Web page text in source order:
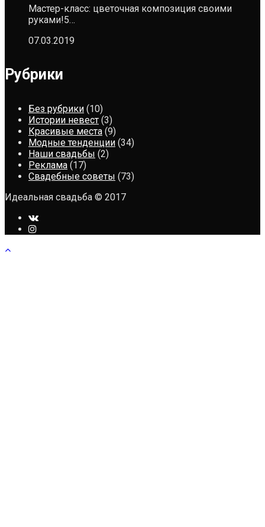
Мастер-класс: цветочная композиция своими
руками!5…
07.03.2019
Рубрики
Без рубрики (10)
Истории невест (3)
Красивые места (9)
Модные тенденции (34)
Наши свадьбы (2)
Реклама (17)
Свадебные советы (73)
Идеальная свадьба © 2017